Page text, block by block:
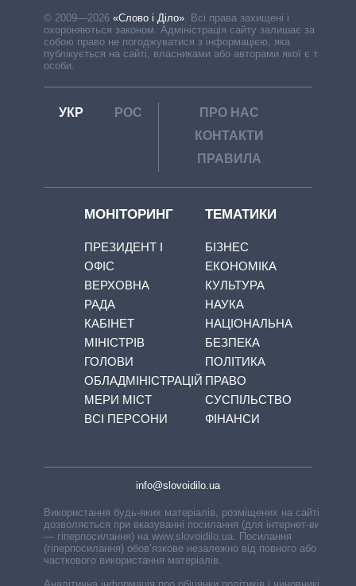
© 2009—2026 «Слово і Діло»
Всі права захищені і
охороняються законом. Адміністрація сайту залишає за
собою право не погоджуватися з інформацією, яка
публікується на сайті, власниками або авторами якої є треті
особи.
УКР РОС
ПРО НАС
КОНТАКТИ
ПРАВИЛА
МОНІТОРИНГ
ПРЕЗИДЕНТ І
ОФІС
ВЕРХОВНА
РАДА
КАБІНЕТ
МІНІСТРІВ
ГОЛОВИ
ОБЛАДМІНІСТРАЦІЙ
МЕРИ МІСТ
ВСІ ПЕРСОНИ
ТЕМАТИКИ
БІЗНЕС
ЕКОНОМІКА
КУЛЬТУРА
НАУКА
НАЦІОНАЛЬНА
БЕЗПЕКА
ПОЛІТИКА
ПРАВО
СУСПІЛЬСТВО
ФІНАНСИ
info@slovoidilo.ua
Використання будь-яких матеріалів, розміщених на сайті,
дозволяється при вказуванні посилання (для інтернет-видань
— гіперпосилання) на www.slovoidilo.ua. Посилання
(гіперпосилання) обов’язкове незалежно від повного або
часткового використання матеріалів.